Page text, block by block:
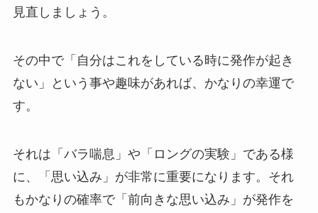
見直しましょう。
その中で「自分はこれをしている時に発作が起き
ない」という事や趣味があれば、かなりの幸運で
す。
それは「バラ喘息」や「ロングの実験」である様
に、「思い込み」が非常に重要になります。それ
もかなりの確率で「前向きな思い込み」が発作を